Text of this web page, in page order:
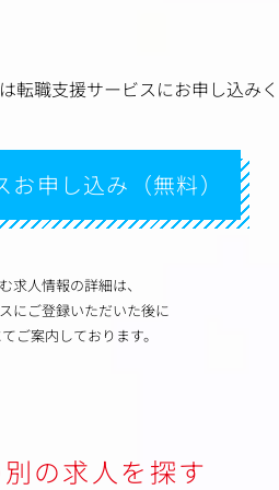
転職支援サービスにお申し込み
申し込み（無料）
求人情報の詳細は、
にご登録いただいた後に
ご案内しております。
の求人を探す